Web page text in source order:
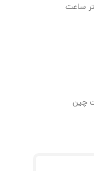
ساعت
چین